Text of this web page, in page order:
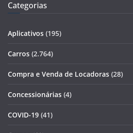
Categorias
Aplicativos (195)
Carros (2.764)
Compra e Venda de Locadoras (28)
Concessionárias (4)
COVID-19 (41)